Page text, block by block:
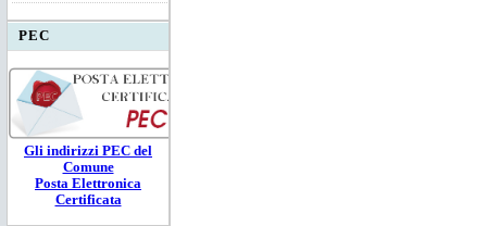
PEC
Gli indirizzi PEC del
Comune
Posta Elettronica
Certificata